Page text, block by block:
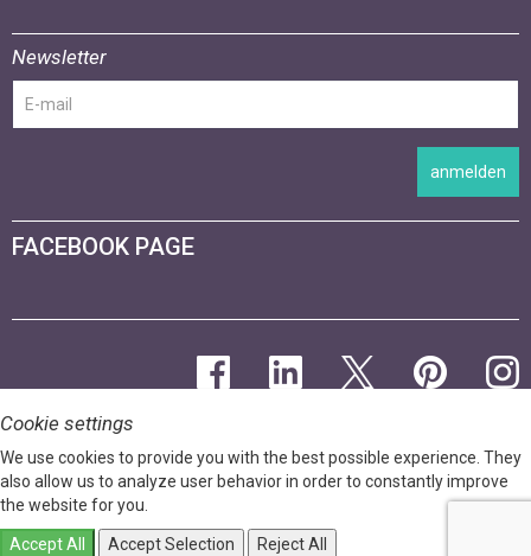
Newsletter
anmelden
FACEBOOK PAGE
Cookie settings
We use cookies to provide you with the best possible experience. They
also allow us to analyze user behavior in order to constantly improve
the website for you.
Accept All Accept Selection Reject All